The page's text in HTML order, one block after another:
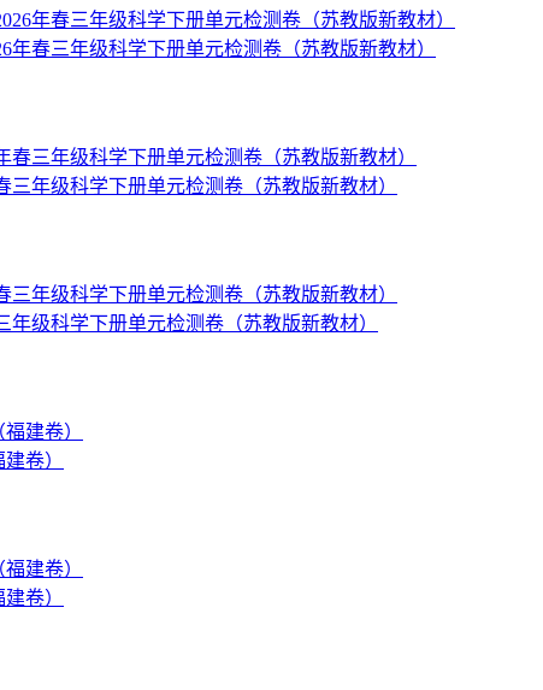
年春三年级科学下册单元检测卷（苏教版新教材）
三年级科学下册单元检测卷（苏教版新教材）
年级科学下册单元检测卷（苏教版新教材）
卷）
卷）